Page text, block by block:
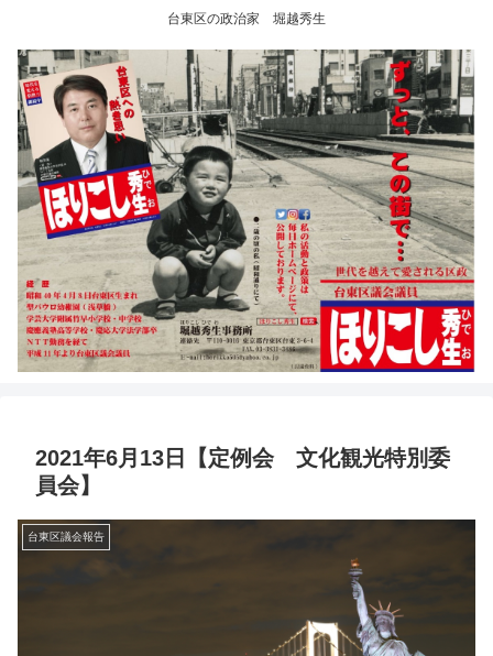
台東区の政治家 堀越秀生
2021年6月13日【定例会 文化観光特別委
員会】
台東区議会報告